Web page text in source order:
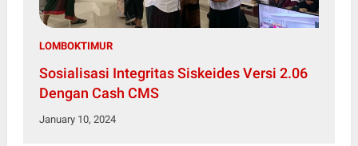
LOMBOKTIMUR
Sosialisasi Integritas Siskeides Versi 2.06
Dengan Cash CMS
January 10, 2024